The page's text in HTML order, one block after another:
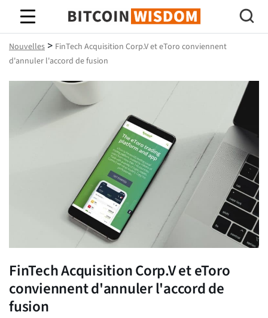
Bitcoin Sagesse
Nouvelles > FinTech Acquisition Corp.V et eToro conviennent
d'annuler l'accord de fusion
FinTech Acquisition Corp.V et eToro
conviennent d'annuler l'accord de
fusion